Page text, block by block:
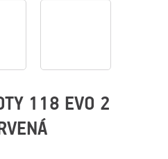
O
118 EVO 2